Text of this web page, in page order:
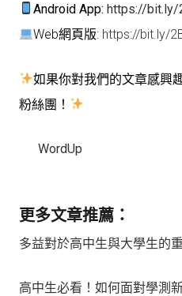
Android App:https://bit.ly/
Web網頁版: https://bit.ly/
如果你對我們的文章感興
粉絲團！
WordUp
更多文章推薦：
多益對於高中生與大學生的
高中生必看！如何面對學測